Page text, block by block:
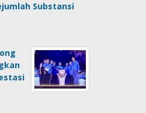
Substansi